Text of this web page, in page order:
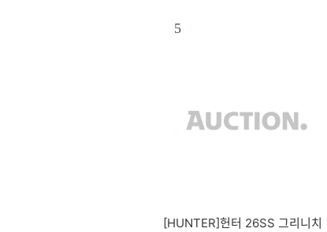
5
[HUNTER]헌터 26SS 그리니치